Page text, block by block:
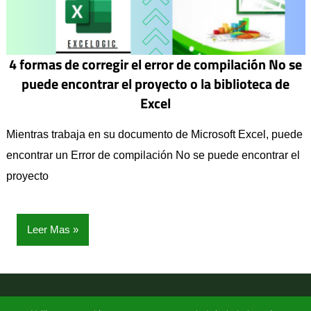
4 formas de corregir el error de compilación No se
puede encontrar el proyecto o la biblioteca de
Excel
Mientras trabaja en su documento de Microsoft Excel, puede
encontrar un Error de compilación No se puede encontrar el
proyecto
Leer Mas